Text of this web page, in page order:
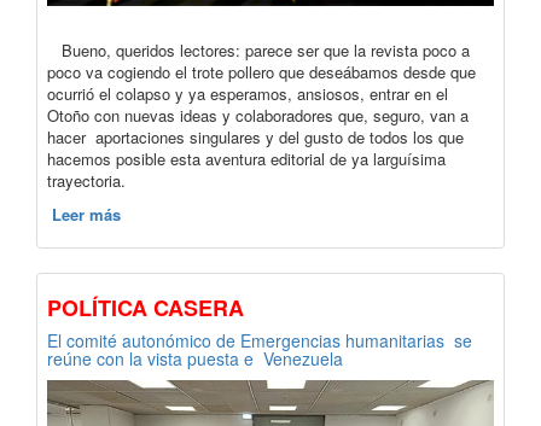
Bueno, queridos lectores: parece ser que la revista poco a
poco va cogiendo el trote pollero que deseábamos desde que
ocurrió el colapso y ya esperamos, ansiosos, entrar en el
Otoño con nuevas ideas y colaboradores que, seguro, van a
hacer aportaciones singulares y del gusto de todos los que
hacemos posible esta aventura editorial de ya larguísima
trayectoria.
Leer más
POLÍTICA CASERA
El comité autonómico de Emergencias humanitarias se
reúne con la vista puesta e Venezuela